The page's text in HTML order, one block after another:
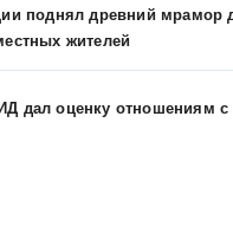
поднял древний
жителей
дал оценку отношениям с